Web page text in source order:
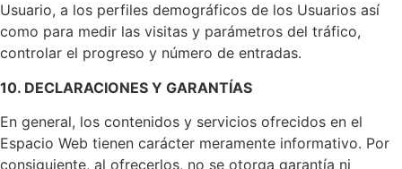
Usuario, a los perfiles demográficos de los Usuarios así
como para medir las visitas y parámetros del tráfico,
controlar el progreso y número de entradas.
10. DECLARACIONES Y GARANTÍAS
En general, los contenidos y servicios ofrecidos en el
Espacio Web tienen carácter meramente informativo. Por
consiguiente, al ofrecerlos, no se otorga garantía ni